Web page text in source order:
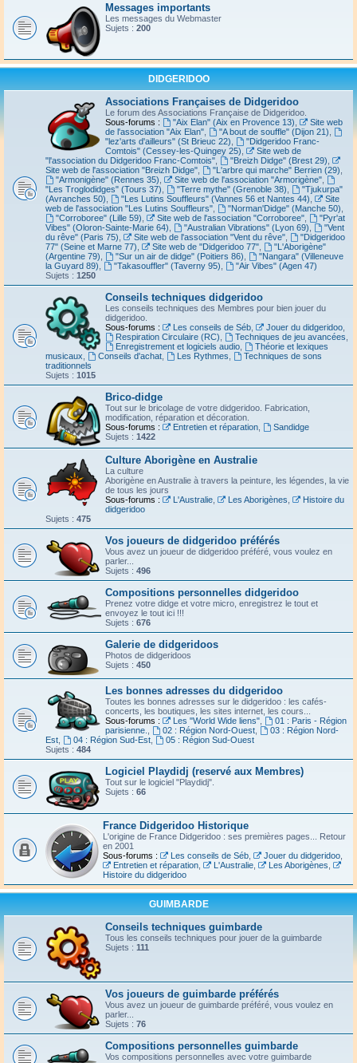
Messages importants
Les messages du Webmaster
Sujets : 200
DIDGERIDOO
Associations Françaises de Didgeridoo
Le forum des Associations Française de Didgeridoo.
Sous-forums :
"Aix Elan" (Aix en Provence 13)
Site web
de l'association "Aix Elan"
"A bout de souffle" (Dijon 21)
"lez'arts d'ailleurs" (St Brieuc 22)
"Didgeridoo Franc-
Comtois" (Cessey-les-Quingey 25)
Site web de
"l'association du Didgeridoo Franc-Comtois"
"Breizh Didge" (Brest 29)
Site web de l'association "Breizh Didge"
"L'arbre qui marche" Berrien (29)
"Armonigène" (Rennes 35)
Site web de l'association "Armorigène",
"Les Troglodidges" (Tours 37)
"Terre mythe" (Grenoble 38)
"Tjukurpa"
(Avranches 50)
"Les Lutins Souffleurs" (Vannes 56 et Nantes 44)
Site
web de l'association "Les Lutins Souffleurs"
"Norman'Didge" (Manche 50)
"Corroboree" (Lille 59)
Site web de l'association "Corroboree",
"Pyr'at
Vibes" (Oloron-Sainte-Marie 64)
"Australian Vibrations" (Lyon 69)
"Vent
du rêve" (Paris 75)
Site web de l'association "Vent du rêve",
"Didgeridoo
77" (Seine et Marne 77)
Site web de "Didgeridoo 77",
"L'Aborigène"
(Argentine 79)
"Sur un air de didge" (Poitiers 86)
"Nangara" (Villeneuve
la Guyard 89)
"Takasouffler" (Taverny 95)
"Air Vibes" (Agen 47)
Sujets : 1250
Conseils techniques didgeridoo
Les conseils techniques des Membres pour bien jouer du
didgeridoo.
Sous-forums :
Les conseils de Séb, Jouer du didgeridoo,
Respiration Circulaire (RC)
Techniques de jeu avancées
Enregistrement et logiciels audio,
Théorie et lexiques
musicaux
Conseils d'achat, Les Rythmes
Techniques de sons
traditionnels
Sujets : 1015
Brico-didge
Tout sur le bricolage de votre didgeridoo. Fabrication,
modification, réparation et décoration.
Sous-forums :
Entretien et réparation,
Sandidge
Sujets : 1422
Culture Aborigène en Australie
La culture
Aborigène en Australie à travers la peinture, les légendes, la vie
de tous les jours
Sous-forums :
L'Australie, Les Aborigènes
Histoire du
didgeridoo
Sujets : 475
Vos joueurs de didgeridoo préférés
Vous avez un joueur de didgeridoo préféré, vous voulez en
parler...
Sujets : 496
Compositions personnelles didgeridoo
Prenez votre didge et votre micro, enregistrez le tout et
envoyez le tout ici !!!
Sujets : 676
Galerie de didgeridoos
Photos de didgeridoos
Sujets : 450
Les bonnes adresses du didgeridoo
Toutes les bonnes adresses sur le didgeridoo : les cafés-
concerts, les boutiques, les sites internet, les cours...
Sous-forums :
Les "World Wide liens",
01 : Paris - Région
parisienne.
02 : Région Nord-Ouest,
03 : Région Nord-
Est
04 : Région Sud-Est,
05 : Région Sud-Ouest
Sujets : 484
Logiciel Playdidj (reservé aux Membres)
Tout sur le logiciel "Playdidj".
Sujets : 66
France Didgeridoo Historique
L'origine de France Didgeridoo : ses premières pages... Retour
en 2001
Sous-forums :
Les conseils de Séb, Jouer du didgeridoo,
Entretien et réparation, L'Australie, Les Aborigènes
Histoire du didgeridoo
GUIMBARDE
Conseils techniques guimbarde
Tous les conseils techniques pour jouer de la guimbarde
Sujets : 111
Vos joueurs de guimbarde préférés
Vous avez un joueur de guimbarde préféré, vous voulez en
parler...
Sujets : 76
Compositions personnelles guimbarde
Vos compositions personnelles avec votre guimbarde